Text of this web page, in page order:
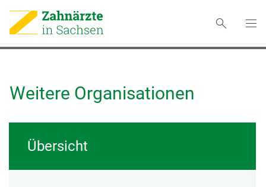
Weitere Organisationen
Übersicht